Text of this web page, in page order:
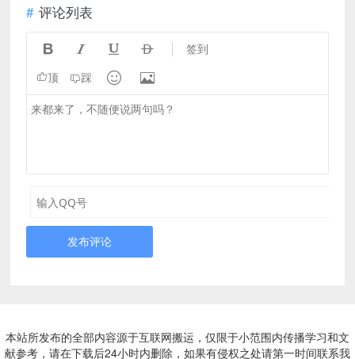
评论列表
    签到
顶 踩  
发布评论
本站所发布的全部内容源于互联网搬运，仅限于小范围内传播学习和文
献参考，请在下载后24小时内删除，如果有侵权之处请第一时间联系我